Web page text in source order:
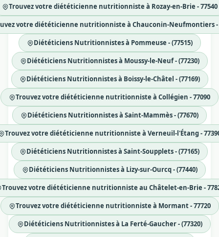
Trouvez votre diététicienne nutritionniste à Rozay-en-Brie - 77540
votre diététicienne nutritionniste à Chauconin-Neufmontiers -
Diététiciens Nutritionnistes à Pommeuse - (77515)
Diététiciens Nutritionnistes à Moussy-le-Neuf - (77230)
Diététiciens Nutritionnistes à Boissy-le-Châtel - (77169)
Trouvez votre diététicienne nutritionniste à Collégien - 77090
Diététiciens Nutritionnistes à Saint-Mammès - (77670)
Trouvez votre diététicienne nutritionniste à Verneuil-l'Étang -
Diététiciens Nutritionnistes à Saint-Soupplets - (77165)
Diététiciens Nutritionnistes à Lizy-sur-Ourcq - (77440)
Trouvez votre diététicienne nutritionniste au Châtelet-en-Brie -
Trouvez votre diététicienne nutritionniste à Mormant - 77720
Diététiciens Nutritionnistes à La Ferté-Gaucher - (77320)